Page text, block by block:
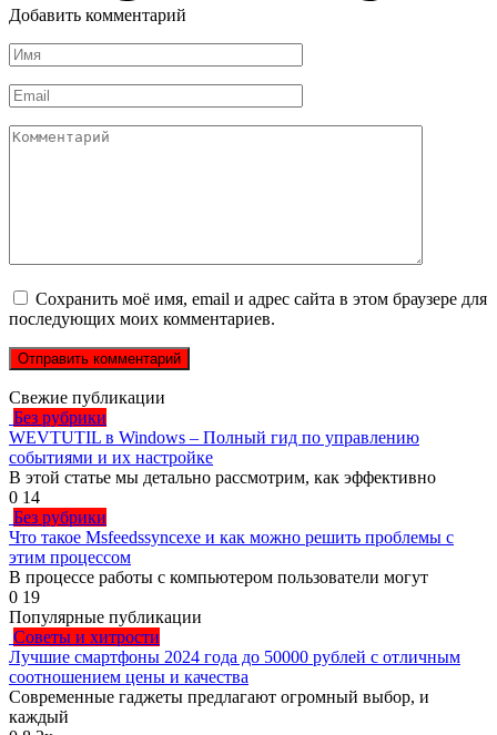
Добавить комментарий
Имя
*
Email
*
Комментарий
Сохранить моё имя, email и адрес сайта в этом браузере для
последующих моих комментариев.
Свежие публикации
Без рубрики
WEVTUTIL в Windows – Полный гид по управлению
событиями и их настройке
В этой статье мы детально рассмотрим, как эффективно
0 14
Без рубрики
Что такое Msfeedssyncexe и как можно решить проблемы с
этим процессом
В процессе работы с компьютером пользователи могут
0 19
Популярные публикации
Советы и хитрости
Лучшие смартфоны 2024 года до 50000 рублей с отличным
соотношением цены и качества
Современные гаджеты предлагают огромный выбор, и
каждый